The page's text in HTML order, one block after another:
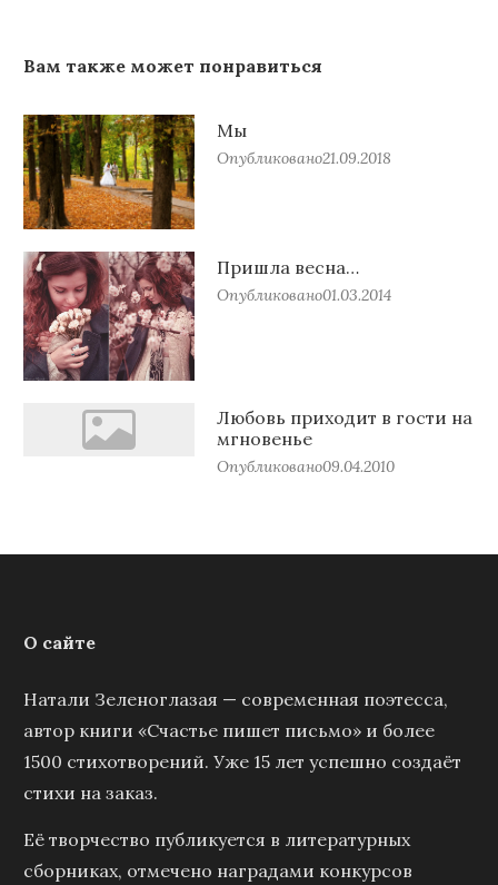
Вам также может понравиться
Мы
Опубликовано21.09.2018
Пришла весна…
Опубликовано01.03.2014
Любовь приходит в гости на
мгновенье
Опубликовано09.04.2010
О сайте
Натали Зеленоглазая — современная поэтесса,
автор книги «Счастье пишет письмо» и более
1500 стихотворений. Уже 15 лет успешно создаёт
стихи на заказ.
Её творчество публикуется в литературных
сборниках, отмечено наградами конкурсов